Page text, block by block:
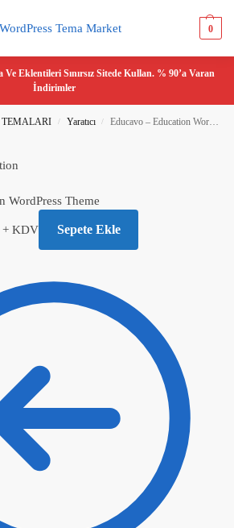
0
Eklentileri Sınırsız Sitede Kullan. % 90’a Varan
İndirimler
TEMALARI / Yaratıcı / Educavo – Education WordPress Theme
WordPress Theme
+ KDV Sepete Ekle